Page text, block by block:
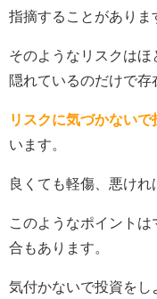
指摘することがありま
そのようなリスクはほ
隠れているのだけで存
リスクに気づかないで
います。
良くても軽傷、悪けれ
このようなポイント
合もあります。
気付かないで投資を